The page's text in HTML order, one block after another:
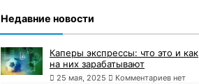
Недавние новости
Каперы экспрессы: что это и как
на них зарабатывают
25 мая, 2025 Комментариев нет